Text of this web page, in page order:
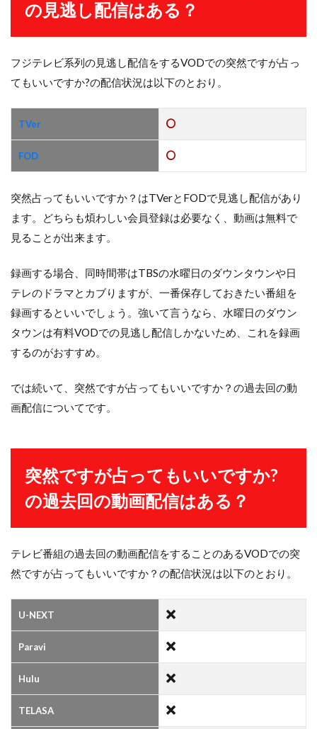
の見逃し配信はある？
フジテレビ系列の見逃し配信をするVODでの突然ですが占っ
てもいいですか?の配信状況は以下のとおり。
TVer
FOD
突然占ってもいいですか？はTVerとFODで見逃し配信があり
ます。どちらも煩わしい会員登録は必要なく、動画は無料で
見ることが出来ます。
録画する場合、同時間帯はTBSの水曜日のダウンタウンや日
テレのドラマとカブりますが、一番保存しておきたい番組を
録画するといいでしょう。強いて言うなら、水曜日のダウン
タウンは有料VODでの見逃し配信しかないため、これを録画
するのがおすすめ。
では続いて、突然ですが占ってもいいですか？の過去回の動
画配信についてです。
突然ですが占ってもいいですか?
の過去回の動画配信はある？
テレビ番組の過去回の動画配信をすることのあるVODでの突
然ですが占ってもいいですか？の配信状況は以下のとおり。
U-NEXT
Paravi
Hulu
TELASA